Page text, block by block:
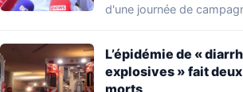
d'une journée de
L’épidémie de «
explosives » fait
morts